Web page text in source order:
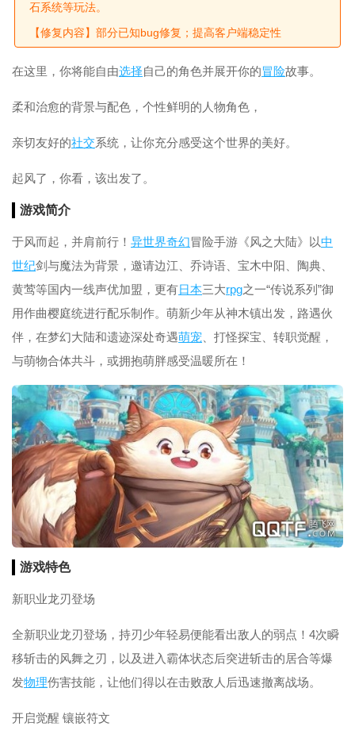
石系统等玩法。
【修复内容】部分已知bug修复；提高客户端稳定性
在这里，你将能自由选择自己的角色并展开你的冒险故事。
柔和治愈的背景与配色，个性鲜明的人物角色，
亲切友好的社交系统，让你充分感受这个世界的美好。
起风了，你看，该出发了。
游戏简介
于风而起，并肩前行！ 异世界奇幻冒险手游《风之大陆》以中
世纪剑与魔法为背景，邀请边江、乔诗语、宝木中阳、陶典、
黄莺等国内一线声优加盟，更有日本三大rpg之一“传说系列”御
用作曲樱庭统进行配乐制作。萌新少年从神木镇出发，路遇伙
伴，在梦幻大陆和遗迹深处奇遇萌宠 、打怪探宝、转职觉醒，
与萌物合体共斗，或拥抱萌胖感受温暖所在！
游戏特色
新职业龙刃登场
全新职业龙刃登场，持刃少年轻易便能看出敌人的弱点！4次瞬
移斩击的风舞之刃，以及进入霸体状态后突进斩击的居合等爆
发物理伤害技能，让他们得以在击败敌人后迅速撤离战场。
开启觉醒 镶嵌符文